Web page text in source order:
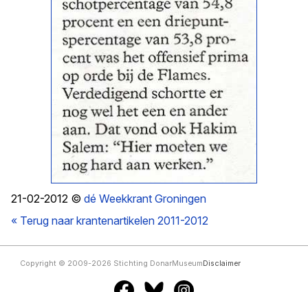
21-02-2012 © dé Weekkrant Groningen
« Terug naar krantenartikelen 2011-2012
Copyright © 2009-2026 Stichting DonarMuseumDisclaimer